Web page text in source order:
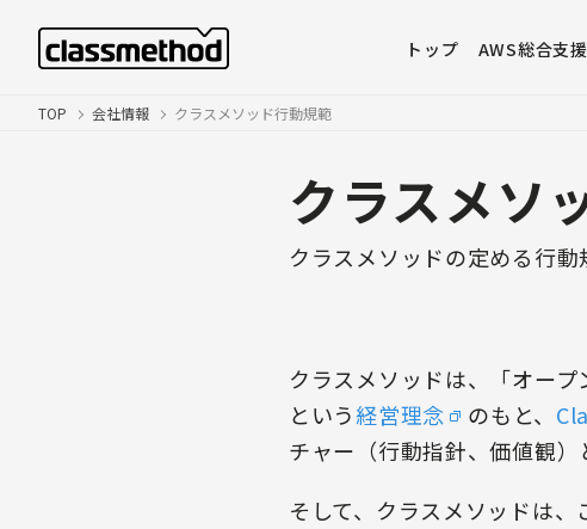
トップ AWS総合支援
TOP 会社情報 クラスメソッド行動規範
クラスメソ
クラスメソッドの定める行動
クラスメソッドは、「オー
という経営理念 のもと、
チャー（行動指針、価値観）
そして、クラスメソッドは